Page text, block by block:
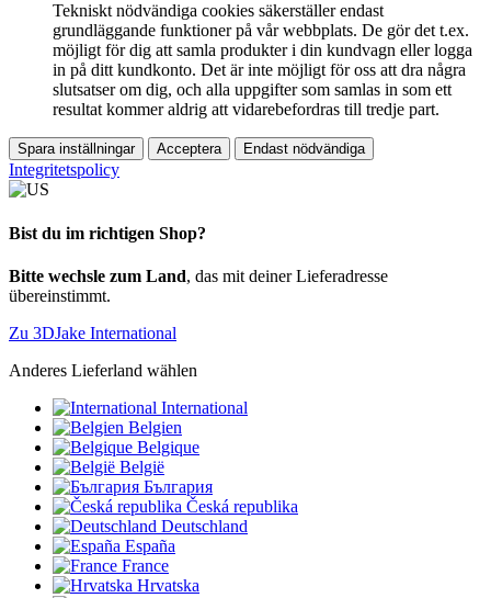
Tekniskt nödvändiga cookies säkerställer endast
grundläggande funktioner på vår webbplats. De gör det t.ex.
möjligt för dig att samla produkter i din kundvagn eller logga
in på ditt kundkonto. Det är inte möjligt för oss att dra några
slutsatser om dig, och alla uppgifter som samlas in som ett
resultat kommer aldrig att vidarebefordras till tredje part.
Spara inställningar Acceptera Endast nödvändiga
Integritetspolicy
Bist du im richtigen Shop?
Bitte wechsle zum Land, das mit deiner Lieferadresse
übereinstimmt.
Zu 3DJake International
Anderes Lieferland wählen
International
Belgien
Belgique
België
България
Česká republika
Deutschland
España
France
Hrvatska